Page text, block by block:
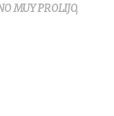
MUY PROLIJO,